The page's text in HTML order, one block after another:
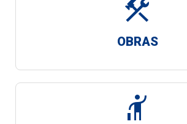
construction
OBRAS
hail